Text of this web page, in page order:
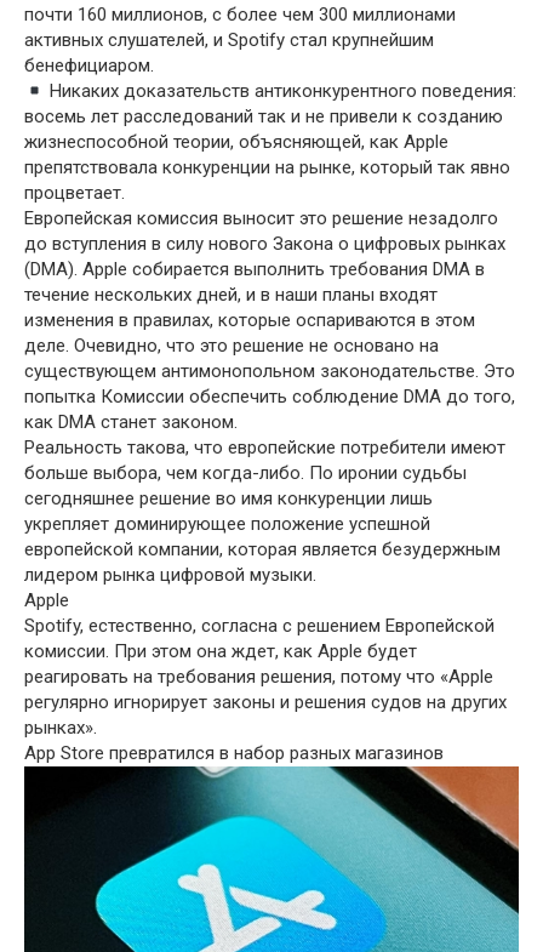
почти 160 миллионов, с более чем 300 миллионами
активных слушателей, и Spotify стал крупнейшим
бенефициаром.
Никаких доказательств антиконкурентного поведения:
восемь лет расследований так и не привели к созданию
жизнеспособной теории, объясняющей, как Apple
препятствовала конкуренции на рынке, который так явно
процветает.
Европейская комиссия выносит это решение незадолго
до вступления в силу нового Закона о цифровых рынках
(DMA). Apple собирается выполнить требования DMA в
течение нескольких дней, и в наши планы входят
изменения в правилах, которые оспариваются в этом
деле. Очевидно, что это решение не основано на
существующем антимонопольном законодательстве. Это
попытка Комиссии обеспечить соблюдение DMA до того,
как DMA станет законом.
Реальность такова, что европейские потребители имеют
больше выбора, чем когда-либо. По иронии судьбы
сегодняшнее решение во имя конкуренции лишь
укрепляет доминирующее положение успешной
европейской компании, которая является безудержным
лидером рынка цифровой музыки.
Apple
Spotify, естественно, согласна с решением Европейской
комиссии. При этом она ждет, как Apple будет
реагировать на требования решения, потому что «Apple
регулярно игнорирует законы и решения судов на других
рынках».
App Store превратился в набор разных магазинов